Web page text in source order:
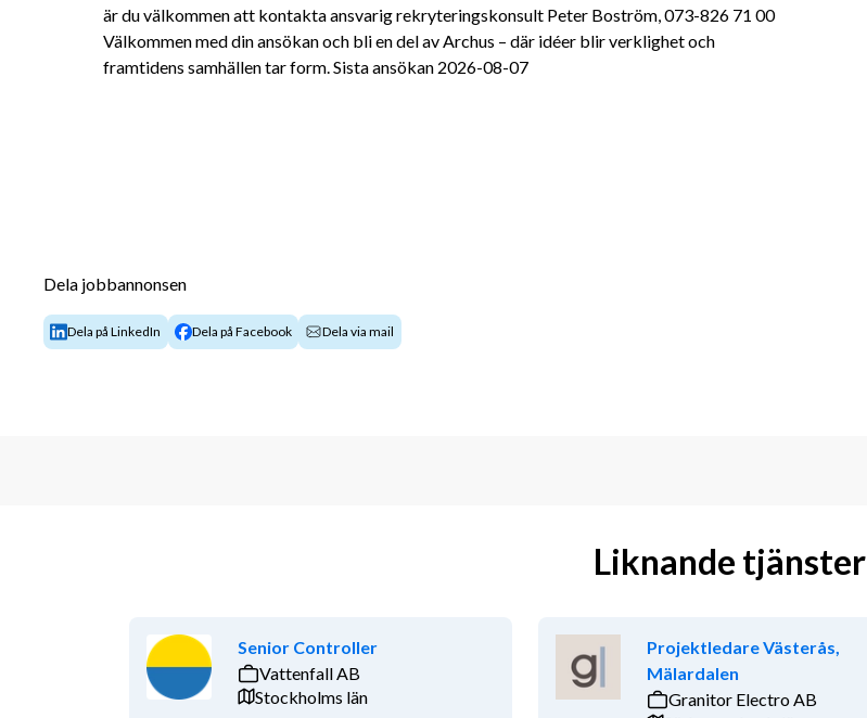
är du välkommen att kontakta ansvarig rekryteringskonsult Peter Boström, 073-826 71 00
Välkommen med din ansökan och bli en del av Archus – där idéer blir verklighet och
framtidens samhällen tar form. Sista ansökan 2026-08-07
Dela jobbannonsen
Dela på LinkedIn Dela på Facebook Dela via mail
Liknande tjänster
Senior Controller
Vattenfall AB
Stockholms län
Projektledare Västerås,
Mälardalen
Granitor Electro AB